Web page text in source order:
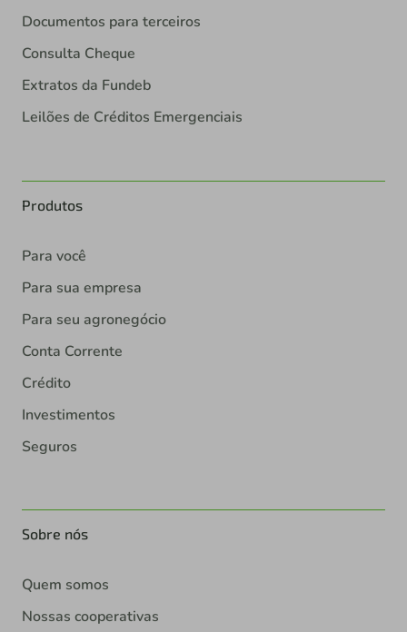
Documentos para terceiros
Consulta Cheque
Extratos da Fundeb
Leilões de Créditos Emergenciais
Produtos
Para você
Para sua empresa
Para seu agronegócio
Conta Corrente
Crédito
Investimentos
Seguros
Sobre nós
Quem somos
Nossas cooperativas